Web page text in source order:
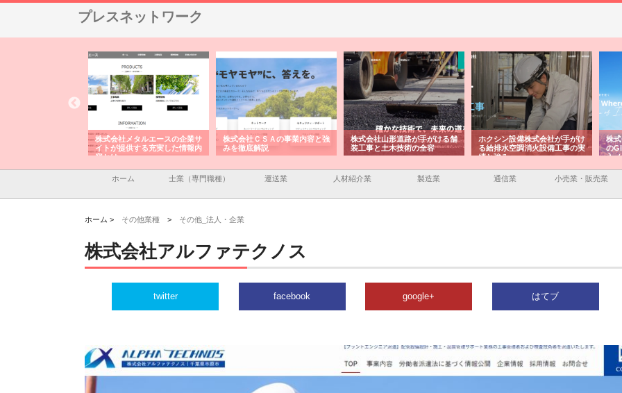
プレスネットワーク
株式会社メタルエースの企業サ
イトが提供する充実した情報内
容とは
株式会社ＣＳＡの事業内容と強
みを徹底解説
株式会社山形道路が手がける舗
装工事と土木技術の全容
ホクシン設備株式会社が手がけ
る給排水空調消火設備工事の実
績と強み
株
の
入
ホーム 士業（専門職種） 運送業 人材紹介業 製造業 通信業 小売業・販売業
ホーム > その他業種 > その他_法人・企業
株式会社アルファテクノス
twitter facebook google+ はてブ